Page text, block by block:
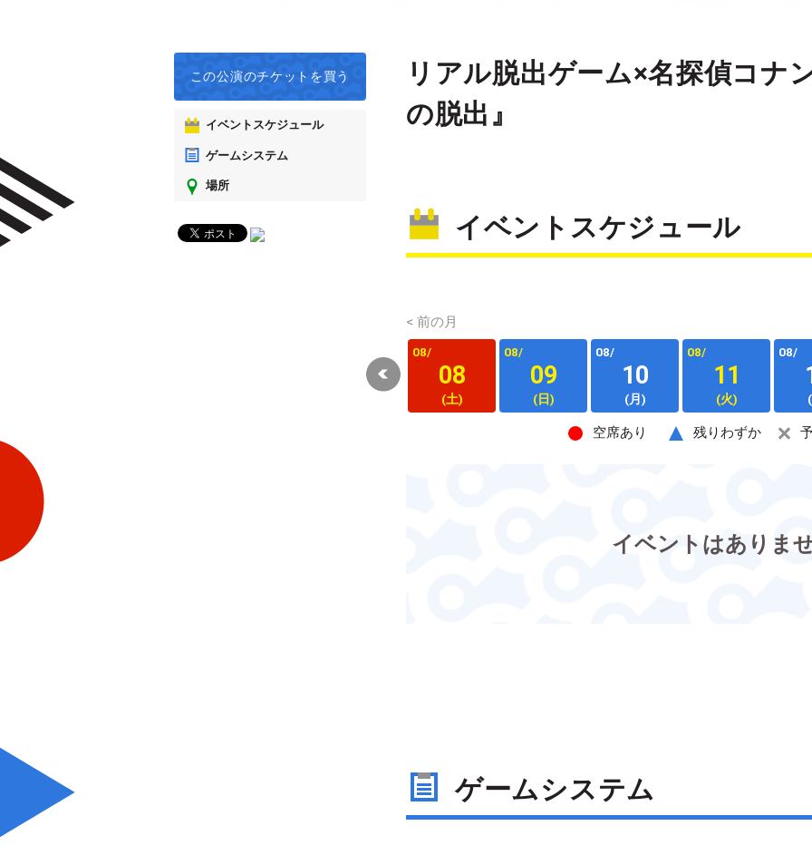
この公演のチケットを買う
イベントスケジュール
ゲームシステム
場所
リアル脱出ゲーム×名探偵コナ
の脱出』
イベントスケジュール
< 前の月
08/
08
(土)
08/
09
(日)
08/
10
(月)
08/
11
(火)
08/
空席あり 残りわずか
イベントはありま
ゲームシステム